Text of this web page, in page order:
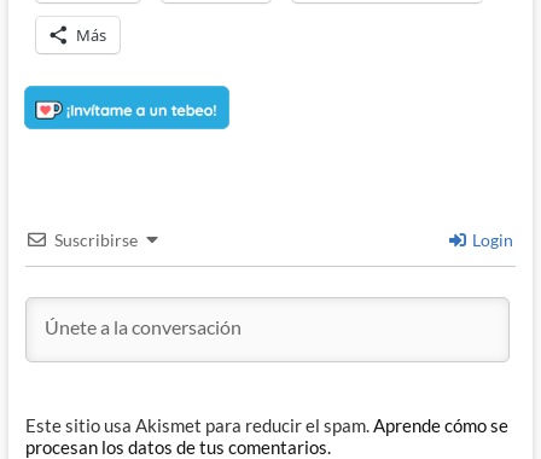
Más
Suscribirse Login
Este sitio usa Akismet para reducir el spam.Aprende cómo se
procesan los datos de tus comentarios.